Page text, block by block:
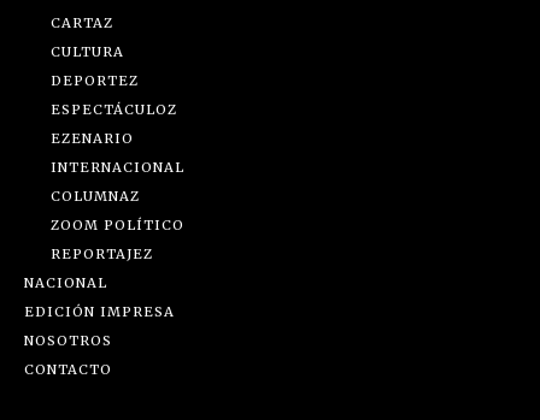
CARTAZ
CULTURA
DEPORTEZ
ESPECTÁCULOZ
EZENARIO
INTERNACIONAL
COLUMNAZ
ZOOM POLÍTICO
REPORTAJEZ
NACIONAL
EDICIÓN IMPRESA
NOSOTROS
CONTACTO